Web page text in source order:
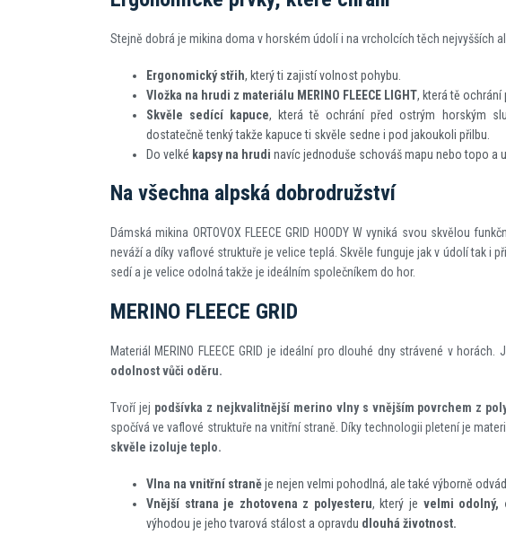
Stejně dobrá je mikina doma v horském údolí i na vrcholcích těch nejvyšších
Ergonomický střih, který ti zajistí volnost pohybu.
Vložka na hrudi z materiálu MERINO FLEECE LIGHT, která tě ochrání
Skvěle sedící kapuce, která tě ochrání před ostrým horským
dostatečně tenký takže kapuce ti skvěle sedne i pod jakoukoli přilbu.
Do velké kapsy na hrudi navíc jednoduše schováš mapu nebo topo a
Na všechna alpská dobrodružství
Dámská mikina ORTOVOX FLEECE GRID HOODY W vyniká svou skvělou
neváží a díky vaflové struktuře je velice teplá. Skvěle funguje jak v údolí tak i
sedí a je velice odolná takže je ideálním společníkem do hor.
MERINO FLEECE GRID
Materiál MERINO FLEECE GRID je ideální pro dlouhé dny strávené v horách.
odolnost vůči oděru.
Tvoří jej podšívka z nejkvalitnější merino vlny s vnějším povrchem z
spočívá ve vaflové struktuře na vnitřní straně. Díky technologii pletení je
skvěle izoluje teplo.
Vlna na vnitřní straněje nejen velmi pohodlná, ale také výborně
Vnější strana je zhotovena z polyesteru, který je velmi odolný,
výhodou je jeho tvarová stálost a opravdu dlouhá životnost.